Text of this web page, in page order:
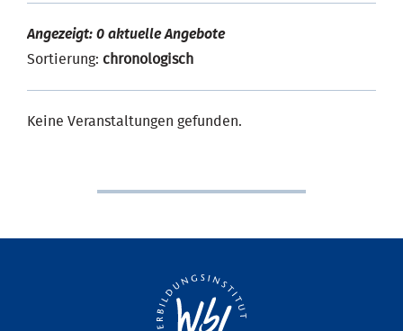
Angezeigt: 0 aktuelle Angebote
Sortierung: chronologisch
Keine Veranstaltungen gefunden.